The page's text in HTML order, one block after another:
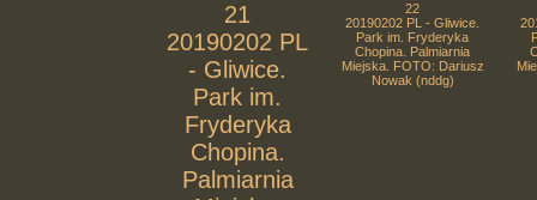
21
20190202 PL
- Gliwice.
Park im.
Fryderyka
Chopina.
Palmiarnia
22
20190202 PL - Gliwice.
Park im. Fryderyka
Chopina. Palmiarnia
Miejska. FOTO: Dariusz
Nowak (nddg)